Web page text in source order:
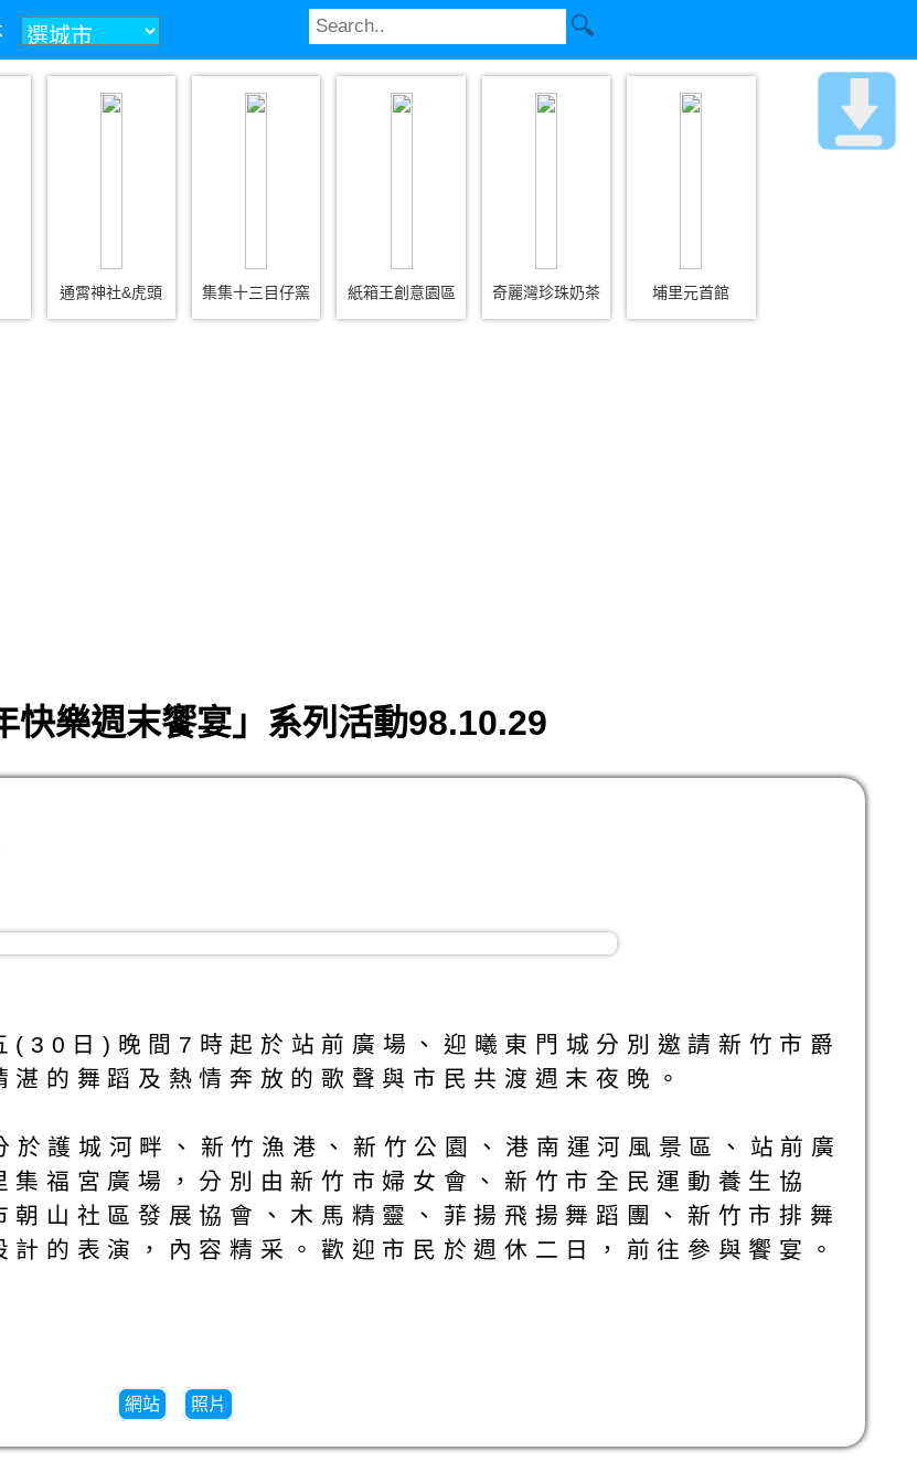
通霄神社&虎頭 集集十三目仔窯 紙箱王創意園區 奇麗灣珍珠奶茶 埔里元首館
快樂週末饗宴」系列活動98.10.29
(30日)晚間7時起於站前廣場、迎曦東門城分別邀請新竹市爵
的舞蹈及熱情奔放的歌聲與市民共渡週末夜晚。
護城河畔、新竹漁港、新竹公園、港南運河風景區、站前廣
福宮廣場，分別由新竹市婦女會、新竹市全民運動養生協
山社區發展協會、木馬精靈、菲揚飛揚舞蹈團、新竹市排舞
的表演，內容精采。歡迎市民於週休二日，前往參與饗宴。
網站 照片